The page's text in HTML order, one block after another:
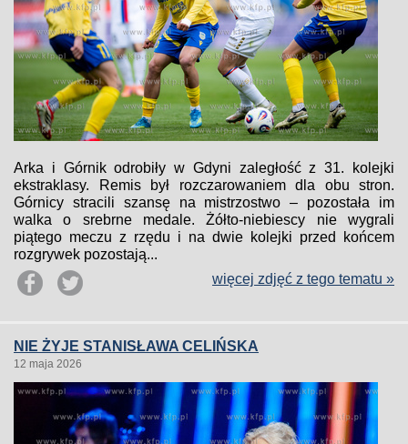
Arka i Górnik odrobiły w Gdyni zaległość z 31. kolejki
ekstraklasy. Remis był rozczarowaniem dla obu stron.
Górnicy stracili szansę na mistrzostwo – pozostała im
walka o srebrne medale. Żółto-niebiescy nie wygrali
piątego meczu z rzędu i na dwie kolejki przed końcem
rozgrywek pozostają...
więcej zdjęć z tego tematu »
NIE ŻYJE STANISŁAWA CELIŃSKA
12 maja 2026